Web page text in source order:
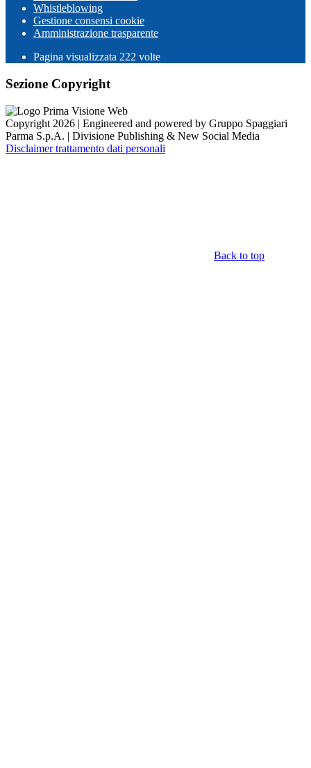
Whistleblowing
Gestione consensi cookie
Amministrazione trasparente
Pagina visualizzata 222 volte
Sezione Copyright
Copyright 2026 | Engineered and powered by Gruppo Spaggiari
Parma S.p.A. | Divisione Publishing & New Social Media
Disclaimer trattamento dati personali
Back to top